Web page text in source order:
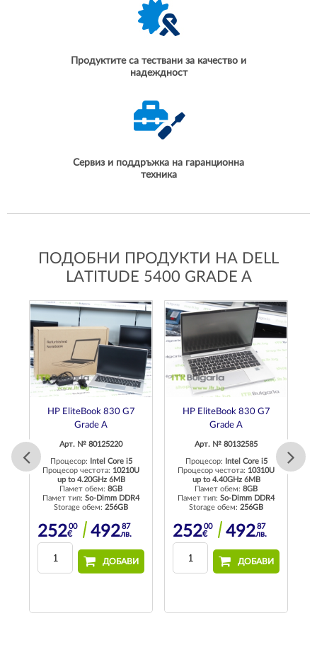
Продуктите са тествани за качество и
надеждност
Сервиз и поддръжка на гаранционна
техника
ПОДОБНИ ПРОДУКТИ НА DELL
LATITUDE 5400 GRADE A
HP EliteBook 830 G7
Grade A
Арт. № 80125220
Процесор:
Intel Core i5
Процесор честота: 10210U
up to 4.20GHz 6MB
Памет обем: 8GB
Памет тип: So-Dimm DDR4
Storage обем: 256GB
25200
€ 49287
лв.
ДОБАВИ
HP EliteBook 830 G7
Grade A
Арт. № 80132585
Процесор:
Intel Core i5
Процесор честота: 10310U
up to 4.40GHz 6MB
Памет обем: 8GB
Памет тип: So-Dimm DDR4
Storage обем: 256GB
25200
€ 49287
лв.
ДОБАВИ